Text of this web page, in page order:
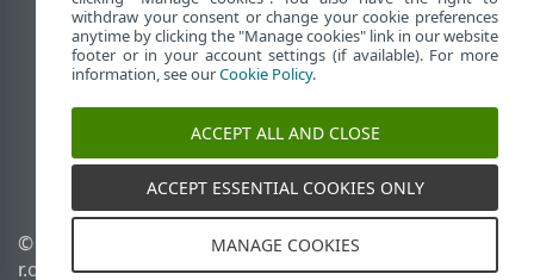
Afficher le site des postes de travail
End of Life
Base de connaissances ESET
Forum ESET
ESET Status Portal
Support régional
© 1992 - 2026 ESET, spol. s
r.o. - Tous droits réservés.
Politique relative aux
withdraw your consent or change your cookie preferences
anytime by clicking the "Manage cookies" link in our website
footer or in your account settings (if available). For more
information, see ourCookie Policy.
ACCEPT ALL AND CLOSE
ACCEPT ESSENTIAL COOKIES ONLY
MANAGE COOKIES